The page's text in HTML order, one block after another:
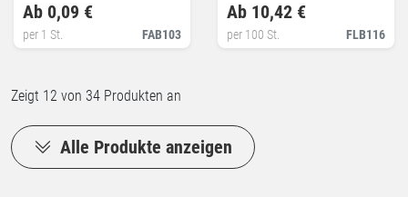
FAB103
Ab 0,09 €
per 1 St. FLB116
Ab 10,42 €
per 100 St.
Zeigt 12 von 34 Produkten an
Alle Produkte anzeigen